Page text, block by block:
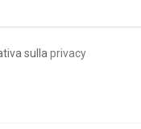
sulla privacy